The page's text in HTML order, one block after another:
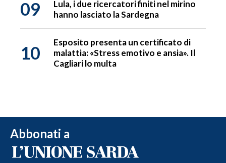
09
Lula, i due ricercatori finiti nel mirino
hanno lasciato la Sardegna
10
Esposito presenta un certificato di
malattia: «Stress emotivo e ansia». Il
Cagliari lo multa
Abbonati a